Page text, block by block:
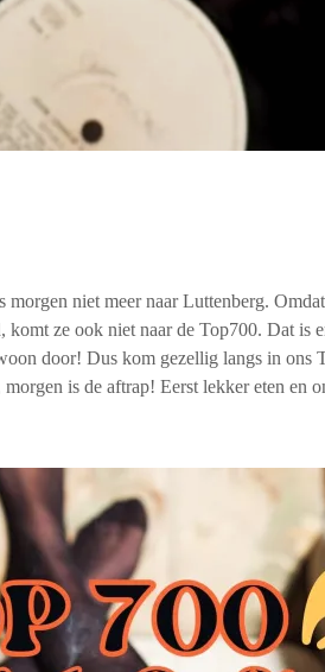
morgen niet meer naar Luttenberg.
komt ze ook niet naar de Top700. Dat is
door! Dus kom gezellig langs in ons
morgen is de aftrap! Eerst lekker eten en